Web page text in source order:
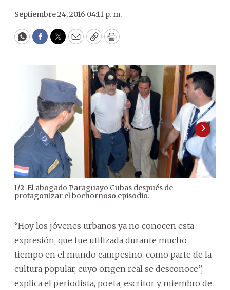
Septiembre 24, 2016 04:11 p. m.
WhatsApp
Facebook
Twitter
EmailCopyPrint
1/2 El abogado Paraguayo Cubas después de
protagonizar el bochornoso episodio.
“Hoy los jóvenes urbanos ya no conocen esta
expresión, que fue utilizada durante mucho
tiempo en el mundo campesino, como parte de la
cultura popular, cuyo origen real se desconoce”,
explica el periodista, poeta, escritor y miembro de